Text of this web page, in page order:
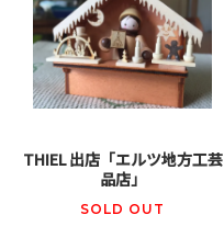
THIEL 出店「エルツ地方工芸
品店」
SOLD OUT